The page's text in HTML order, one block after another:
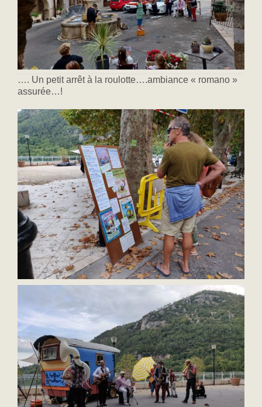
…. Un petit arrêt à la roulotte….ambiance « romano »
assurée…!